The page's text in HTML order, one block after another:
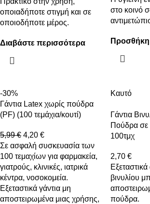
οποιαδήποτε στιγμή και σε
οποιοδήποτε μέρος.
Διαβάστε περισσότερα
στο κοινό
Προσθήκη
-30%
Γάντια Latex χωρίς πούδρα
(PF) (100 τεμάχια/κουτί)
5,99€ 4,20 €
Σε ασφαλή συσκευασία των
100 τεμαχίων για φαρμακεία,
γιατρούς, κλινικές, ιατρικά
κέντρα, νοσοκομεία.
Εξεταστικά γάντια μη
αποστειρωμένα μιας χρήσης,
Καυτό
Γάντια
Πούδρα
100τμχ
2,70 €
Εξεταστικά
βινυλίου
πούδρα.